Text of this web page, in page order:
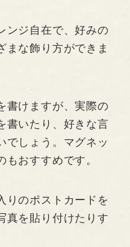
ンジ自在で、好みの
まな飾り方ができま
書けますが、実際の
書いたり、好きな言
でしょう。マグネッ
もおすすめです。
りのポストカードを
真を貼り付けたりす